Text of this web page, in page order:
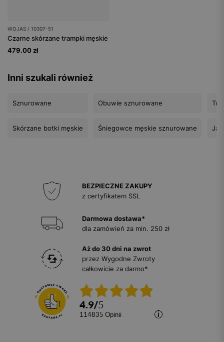
WOJAS / 10307-51
Czarne skórzane trampki męskie
479.00 zł
Inni szukali również
Sznurowane
Skórzane botki męskie
Obuwie sznurowane
Śniegowce męskie sznurowane
BEZPIECZNE ZAKUPY
z certyfikatem SSL
Darmowa dostawa*
dla zamówień za min. 250 zł
Aż do 30 dni na zwrot
przez Wygodne Zwroty
całkowicie za darmo*
4.9/5
114835 opinii